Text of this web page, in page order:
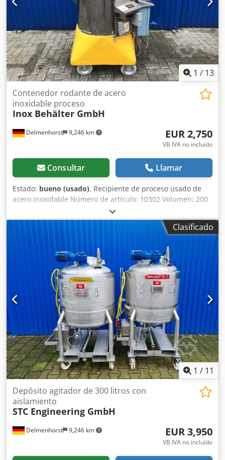
1 / 13
Delmenhorst 9,246 km
Contenedor rodante de acero
inoxidable proceso
Inox Behälter GmbH
EUR 2,750
VB IVA no incluído
Consultar Llamar
Estado: bueno (usado), Recipiente de proceso usado de
acero inoxidable Número de artículo: 10302 Volumen: 200
litros Dodpod H Tvzjfx Ap Ajwa Tipo: Sobre ruedas Material
(en contacto con el medio): Acero inoxidable V2A / AISI 304
Número de soportes: 4 ruedas Fondo: Fondo abovedado
funcionamiento según la placa de características: ATM
Dimensiones del recipiente: Diámetro interior: 670 mm
Diámetro exterior: 690 mm Altura de las patas: 220 mm
Distancia del desagüe al fondo: 1. 340 mm 2. 330 mm
Altura total: 1700 mm Ancho total: 1020 mm Materiales:
Interior: V2A / AISI304 Partes exteriores: 1.4301 / AISI304
Equipamiento: Placa de características: No Salida: Válvula
de fondo Varias conexiones Tapa superior desmontable
Cuadro de control Dispositivo de agitación con hélice
presente
Clasificado
1 / 11
Delmenhorst 9,246 km
Depósito agitador de 300 litros con
aislamiento
STC Engineering GmbH
EUR 3,950
VB IVA no incluído